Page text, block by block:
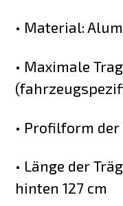
• Material:
• Maximale
• Profilform der
• Länge der
hinten 127 cm